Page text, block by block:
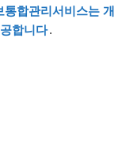
합관리서비스는 개
합니다.